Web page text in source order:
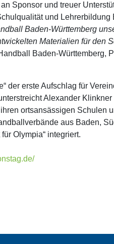
Sponsor und treuer
und
Baden-Württemberg
Materialien für den
Baden-Württemberg,
der erste Aufschlag für
Alexander
ortsansässigen
aus Baden,
Olympia“ integriert.